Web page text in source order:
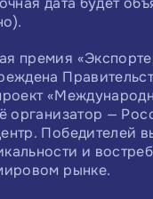
премия
организатор —
Победителей
и
рынке.